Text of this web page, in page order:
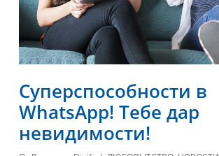
Суперспособности в
WhatsApp! Тебе дар
невидимости!